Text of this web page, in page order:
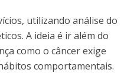
utilizando análise do
A ideia é ir além do
como o câncer exige
comportamentais.